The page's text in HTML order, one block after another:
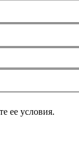
ее условия.